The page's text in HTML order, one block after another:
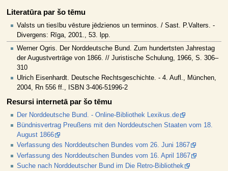
Literatūra par šo tēmu
Valsts un tiesību vēsture jēdzienos un terminos. / Sast. P.Valters. -
Divergens: Rīga, 2001., 53. lpp.
Werner Ogris. Der Norddeutsche Bund. Zum hundertsten Jahrestag
der Augustverträge von 1866. // Juristische Schulung, 1966, S. 306–
310
Ulrich Eisenhardt. Deutsche Rechtsgeschichte. - 4. Aufl., München,
2004, Rn 556 ff., ISBN 3-406-51996-2
Resursi internetā par šo tēmu
Der Norddeutsche Bund. - Online-Bibliothek Lexikus.de
Bündnisvertrag Preußens mit den Norddeutschen Staaten vom 18.
August 1866
Verfassung des Norddeutschen Bundes vom 26. Juni 1867
Verfassung des Norddeutschen Bundes vom 16. April 1867
Suche nach Norddeutscher Bund im Die Retro-Bibliothek